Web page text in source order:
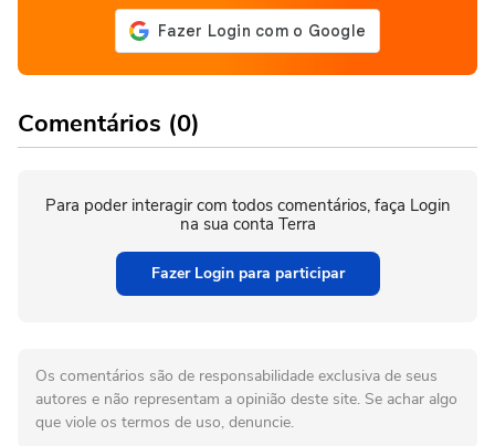
Comentários (0)
Para poder interagir com todos comentários, faça Login
na sua conta Terra
Fazer Login para participar
Os comentários são de responsabilidade exclusiva de seus
autores e não representam a opinião deste site. Se achar algo
que viole os termos de uso, denuncie.